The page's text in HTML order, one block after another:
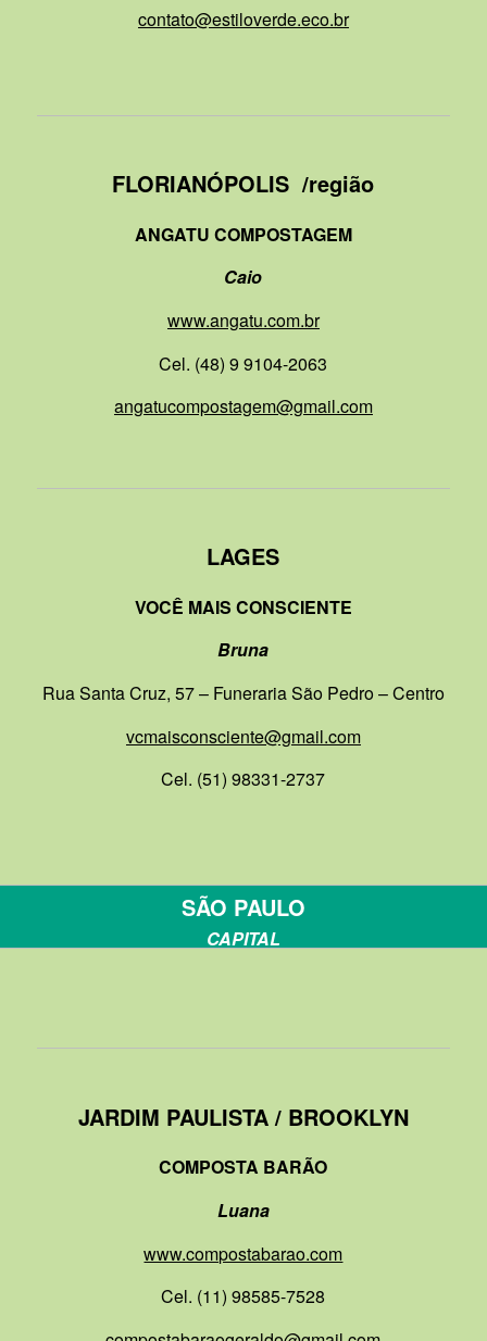
contato@estiloverde.eco.br
FLORIANÓPOLIS /região
ANGATU COMPOSTAGEM
Caio
www.angatu.com.br
Cel. (48) 9 9104-2063
angatucompostagem@gmail.com
LAGES
VOCÊ MAIS CONSCIENTE
Bruna
Rua Santa Cruz, 57 – Funeraria São Pedro – Centro
vcmaisconsciente@gmail.com
Cel. (51) 98331-2737
SÃO PAULO
CAPITAL
JARDIM PAULISTA / BROOKLYN
COMPOSTA BARÃO
Luana
www.compostabarao.com
Cel. (11) 98585-7528